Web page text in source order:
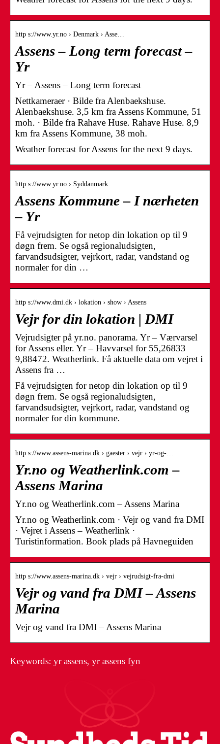
http s://www.yr.no › Denmark › Asse…
Assens – Long term forecast –
Yr
Yr – Assens – Long term forecast
Nettkameraer · Bilde fra Alenbaekshuse.
Alenbaekshuse. 3,5 km fra Assens Kommune, 51
moh. · Bilde fra Rahave Huse. Rahave Huse. 8,9
km fra Assens Kommune, 38 moh.
Weather forecast for Assens for the next 9 days.
http s://www.yr.no › Syddanmark
Assens Kommune – I nærheten
– Yr
Få vejrudsigten for netop din lokation op til 9
døgn frem. Se også regionaludsigten,
farvandsudsigter, vejrkort, radar, vandstand og
normaler for din …
http s://www.dmi.dk › lokation › show › Assens
Vejr for din lokation | DMI
Vejrudsigter på yr.no. panorama. Yr – Værvarsel
for Assens eller. Yr – Havvarsel for 55,26833
9,88472. Weatherlink. Få aktuelle data om vejret i
Assens fra …
Få vejrudsigten for netop din lokation op til 9
døgn frem. Se også regionaludsigten,
farvandsudsigter, vejrkort, radar, vandstand og
normaler for din kommune.
http s://www.assens-marina.dk › gaester › vejr › yr-og-…
Yr.no og Weatherlink.com –
Assens Marina
Yr.no og Weatherlink.com – Assens Marina
Yr.no og Weatherlink.com · Vejr og vand fra DMI
· Vejret i Assens – Weatherlink ·
Turistinformation. Book plads på Havneguiden
http s://www.assens-marina.dk › vejr › vejrudsigt-fra-dmi
Vejr og vand fra DMI – Assens
Marina
Vejr og vand fra DMI – Assens Marina
Keywords: yr assens, yr assens fyn